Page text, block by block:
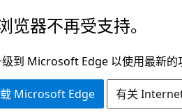
览器不再受支持。
到 Microsoft Edge 以使用最新的
Microsoft Edge 有关